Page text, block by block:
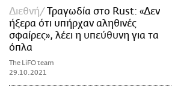
LIFOLAND
CITY GUIDE
ΑΜΠΑ
PRINT
Διεθνή
Τραγωδία στο Rust: «Δεν
ήξερα ότι υπήρχαν αληθινές
σφαίρες», λέει η υπεύθυνη για τα
όπλα
The LiFO team
29.10.2021